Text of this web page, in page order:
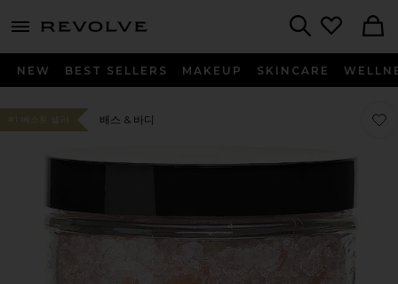
menu - shows more content
NEW BEST SELLERS MAKEUP SKINCARE
#1 베스트 셀러 배스 & 바디 찜상
찜상